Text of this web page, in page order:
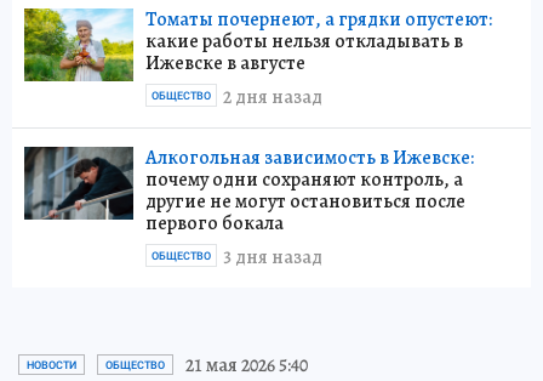
Томаты почернеют, а грядки опустеют:
какие работы нельзя откладывать в
Ижевске в августе
2 дня назад
ОБЩЕСТВО
Алкогольная зависимость в Ижевске:
почему одни сохраняют контроль, а
другие не могут остановиться после
первого бокала
3 дня назад
ОБЩЕСТВО
НОВОСТИ ОБЩЕСТВО 21 мая 2026 5:40